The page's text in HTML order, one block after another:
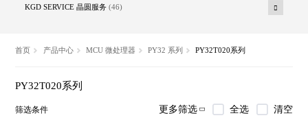
KGD SERVICE 晶圆服务 (46)
首页 产品中心 MCU 微处理器 PY32 系列 PY32T020系列
PY32T020系列
筛选条件 更多筛选 全选 清空